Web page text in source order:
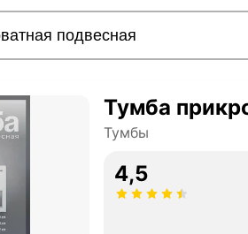
Тумба
Тумбы
4,5